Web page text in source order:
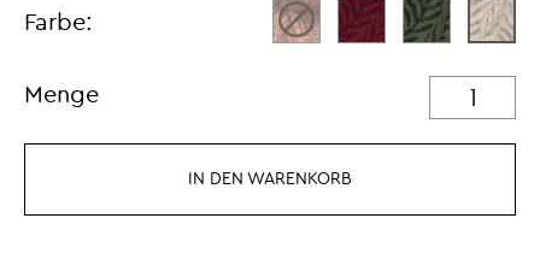
Farbe:
Menge
IN DEN WARENKORB